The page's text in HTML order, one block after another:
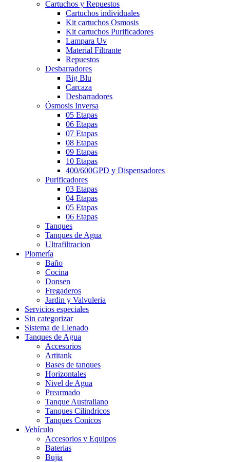
Cartuchos y Repuestos
Cartuchos individuales
Kit cartuchos Osmosis
Kit cartuchos Purificadores
Lampara Uv
Material Filtrante
Repuestos
Desbarradores
Big Blu
Carcaza
Desbarradores
Ósmosis Inversa
05 Etapas
06 Etapas
07 Etapas
08 Etapas
09 Etapas
10 Etapas
400/600GPD y Dispensadores
Purificadores
03 Etapas
04 Etapas
05 Etapas
06 Etapas
Tanques
Tanques de Agua
Ultrafiltracion
Plomería
Baño
Cocina
Donsen
Fregaderos
Jardin y Valvuleria
Servicios especiales
Sin categorizar
Sistema de Llenado
Tanques de Agua
Accesorios
Artitank
Bases de tanques
Horizontales
Nivel de Agua
Prearmado
Tanque Australiano
Tanques Cilindricos
Tanques Conicos
Vehículo
Accesorios y Equipos
Baterias
Bujia